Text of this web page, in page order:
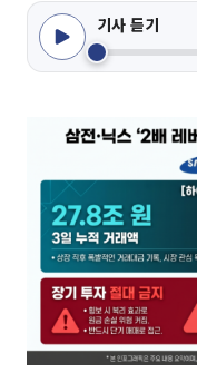
기사 듣기